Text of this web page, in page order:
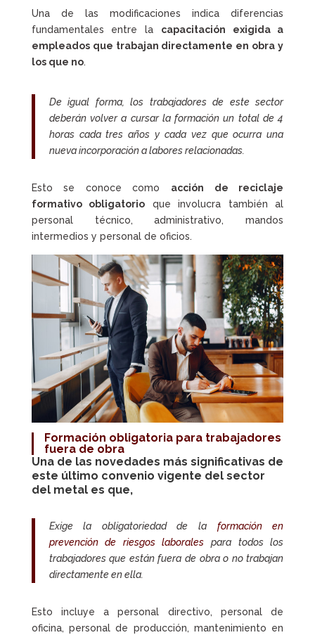
Una de las modificaciones indica diferencias
fundamentales entre la capacitación exigida a
empleados que trabajan directamente en obra y
los que no.
De igual forma, los trabajadores de este sector
deberán volver a cursar la formación un total de 4
horas cada tres años y cada vez que ocurra una
nueva incorporación a labores relacionadas.
Esto se conoce como acción de reciclaje
formativo obligatorio que involucra también al
personal técnico, administrativo, mandos
intermedios y personal de oficios.
Formación obligatoriapara trabajadores
fuera de obra
Una de las novedades más significativas de
este último convenio vigente del sector
del metal es que,
Exige la obligatoriedad de la formación en
prevención de riesgos laborales para todos los
trabajadores que están fuera de obra o no trabajan
directamente en ella.
Esto incluye a personal directivo, personal de
oficina, personal de producción, mantenimiento en